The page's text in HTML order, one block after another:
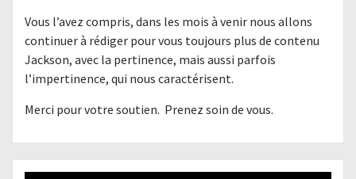
Vous l’avez compris, dans les mois à venir nous allons
continuer à rédiger pour vous toujours plus de contenu
Jackson, avec la pertinence, mais aussi parfois
l’impertinence, qui nous caractérisent.
Merci pour votre soutien. Prenez soin de vous.